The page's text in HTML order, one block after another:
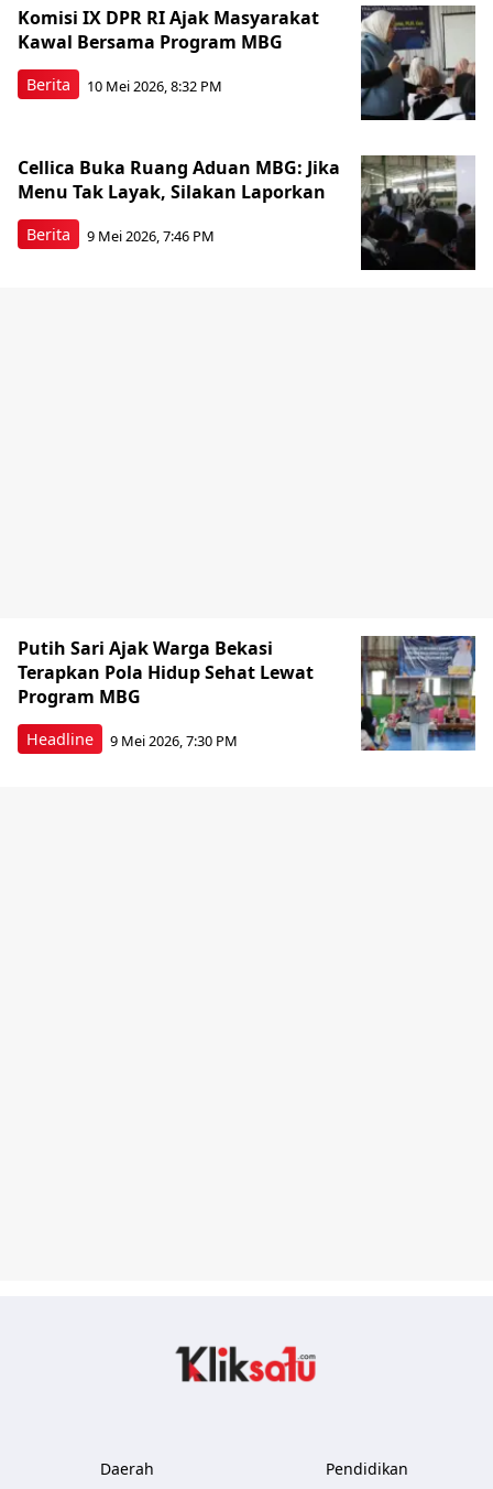
Berita
Komisi IX DPR RI Ajak Masyarakat
Kawal Bersama Program MBG
10 Mei 2026, 8:32 PM
Berita
Cellica Buka Ruang Aduan MBG: Jika
Menu Tak Layak, Silakan Laporkan
9 Mei 2026, 7:46 PM
Headline
Putih Sari Ajak Warga Bekasi
Terapkan Pola Hidup Sehat Lewat
Program MBG
9 Mei 2026, 7:30 PM
Daerah Pendidikan